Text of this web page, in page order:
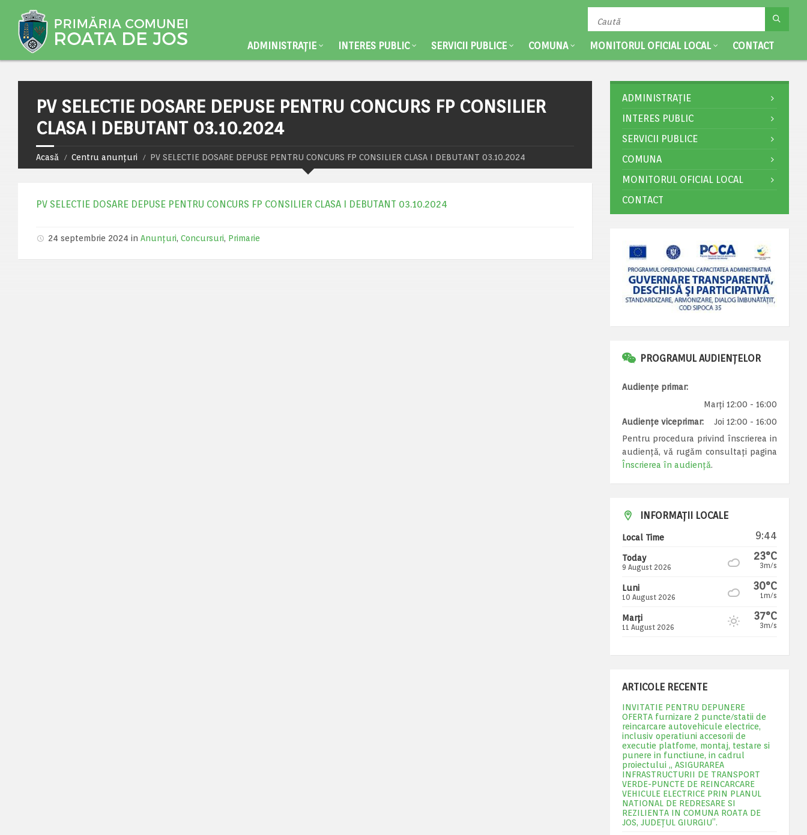
ADMINISTRAȚIE INTERES PUBLIC SERVICII PUBLICE COMUNA MONITORUL OFICIAL LOCAL CONTACT
PV SELECTIE DOSARE DEPUSE PENTRU CONCURS FP CONSILIER
CLASA I DEBUTANT 03.10.2024
Acasă Centru anunțuri PV SELECTIE DOSARE DEPUSE PENTRU CONCURS FP CONSILIER CLASA I DEBUTANT 03.10.2024
PV SELECTIE DOSARE DEPUSE PENTRU CONCURS FP CONSILIER CLASA I DEBUTANT 03.10.2024
24 septembrie 2024 in Anunțuri, Concursuri, Primarie
ADMINISTRAȚIE
INTERES PUBLIC
SERVICII PUBLICE
COMUNA
MONITORUL OFICIAL LOCAL
CONTACT
PROGRAMUL AUDIENȚELOR
Audiențe primar:
Marți 12:00 - 16:00
Audiențe viceprimar:
Joi 12:00 - 16:00
Pentru procedura privind înscrierea in
audiență, vă rugăm consultați pagina
Înscrierea în audiență.
INFORMAȚII LOCALE
Local Time 9:44
Today
9 August 2026
23°C
3m/s
Luni
10 August 2026
30°C
1m/s
Marți
11 August 2026
37°C
3m/s
ARTICOLE RECENTE
INVITATIE PENTRU DEPUNERE
OFERTA furnizare 2 puncte/statii de
reincarcare autovehicule electrice,
inclusiv operatiuni accesorii de
executie platfome, montaj, testare si
punere in functiune, in cadrul
proiectului „ ASIGURAREA
INFRASTRUCTURII DE TRANSPORT
VERDE-PUNCTE DE REINCARCARE
VEHICULE ELECTRICE PRIN PLANUL
NATIONAL DE REDRESARE SI
REZILIENTA IN COMUNA ROATA DE
JOS, JUDEŢUL GIURGIU”.